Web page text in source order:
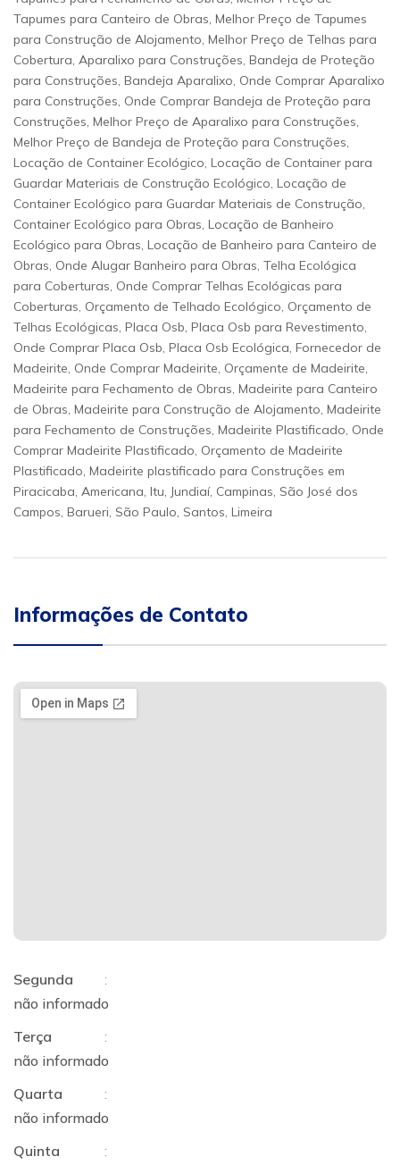
Tapumes para Canteiro de Obras, Melhor Preço de Tapumes
para Construção de Alojamento, Melhor Preço de Telhas para
Cobertura, Aparalixo para Construções, Bandeja de Proteção
para Construções, Bandeja Aparalixo, Onde Comprar Aparalixo
para Construções, Onde Comprar Bandeja de Proteção para
Construções, Melhor Preço de Aparalixo para Construções,
Melhor Preço de Bandeja de Proteção para Construções,
Locação de Container Ecológico, Locação de Container para
Guardar Materiais de Construção Ecológico, Locação de
Container Ecológico para Guardar Materiais de Construção,
Container Ecológico para Obras, Locação de Banheiro
Ecológico para Obras, Locação de Banheiro para Canteiro de
Obras, Onde Alugar Banheiro para Obras, Telha Ecológica
para Coberturas, Onde Comprar Telhas Ecológicas para
Coberturas, Orçamento de Telhado Ecológico, Orçamento de
Telhas Ecológicas, Placa Osb, Placa Osb para Revestimento,
Onde Comprar Placa Osb, Placa Osb Ecológica, Fornecedor de
Madeirite, Onde Comprar Madeirite, Orçamente de Madeirite,
Madeirite para Fechamento de Obras, Madeirite para Canteiro
de Obras, Madeirite para Construção de Alojamento, Madeirite
para Fechamento de Construções, Madeirite Plastificado, Onde
Comprar Madeirite Plastificado, Orçamento de Madeirite
Plastificado, Madeirite plastificado para Construções em
Piracicaba, Americana, Itu, Jundiaí, Campinas, São José dos
Campos, Barueri, São Paulo, Santos, Limeira
Informações de Contato
Segunda
:
não informado
Terça
:
não informado
Quarta
:
não informado
Quinta
: